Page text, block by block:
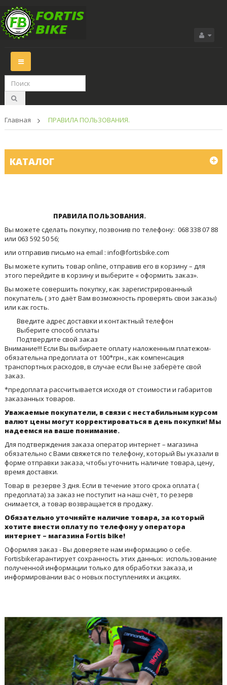
Переключить
навигации
Главная > ПРАВИЛА ПОЛЬЗОВАНИЯ.
КАТАЛОГ
ПРАВИЛА ПОЛЬЗОВАНИЯ.
Вы можете сделать покупку, позвонив по телефону: 068 338 07 88
или 063 592 50 56;
или отправив письмо на email : info@fortisbike.com
Вы можете купить товар online, отправив его в корзину – для
этого перейдите в корзину и выберите « оформить заказ».
Вы можете совершить покупку, как зарегистрированный
покупатель ( это даёт Вам возможность проверять свои заказы)
или как гость.
Введите адрес доставки и контактный телефон
Выберите способ оплаты
Подтвердите свой заказ
Внимание!!! Если Вы выбираете оплату наложенным платежом-
обязательна предоплата от 100*грн., как компенсация
транспортных расходов, в случае если Вы не заберёте свой
заказ.
*предоплата рассчитывается исходя от стоимости и габаритов
заказанных товаров.
Уважаемые покупатели, в связи с нестабильным курсом
валют цены могут корректироваться в день покупки! Мы
надеемся на ваше понимание.
Для подтверждения заказа оператор интернет – магазина
обязательно с Вами свяжется по телефону, который Вы указали в
форме отправки заказа, чтобы уточнить наличие товара, цену,
время доставки.
Товар в резерве 3 дня. Если в течение этого срока оплата (
предоплата) за заказ не поступит на наш счёт, то резерв
снимается, а товар возвращается в продажу.
Обязательно уточняйте наличие товара, за который
хотите внести оплату по телефону у оператора
интернет – магазина Fortis bike!
Оформляя заказ - Вы доверяете нам информацию о себе.
Fortisbikeгарантирует сохранность этих данных: использование
полученной информации только для обработки заказа, и
информировании вас о новых поступлениях и акциях.